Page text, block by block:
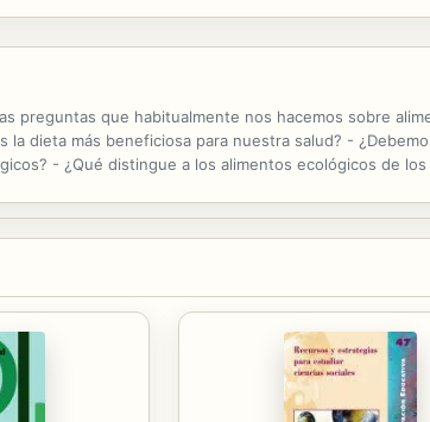
preguntas que habitualmente nos hacemos sobre
la dieta más beneficiosa para nuestra salud? -
- ¿Qué distingue a los alimentos ecológicos de